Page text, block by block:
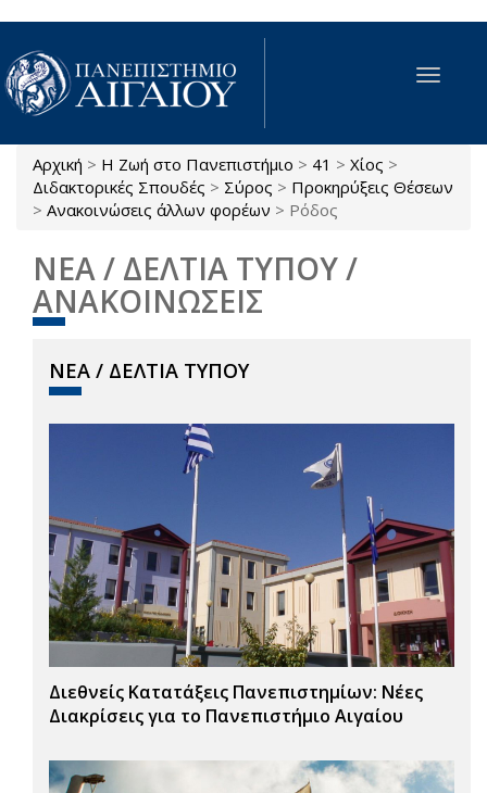
Παράκαμψη προς το κυρίως περιεχόμενο
Toggle
Είστε εδώ
Αρχική > Η Ζωή στο Πανεπιστήμιο > 41 > Χίος >
Διδακτορικές Σπουδές > Σύρος > Προκηρύξεις Θέσεων
> Ανακοινώσεις άλλων φορέων > Ρόδος
ΝΕΑ / ΔΕΛΤΙΑ ΤΥΠΟΥ /
ΑΝΑΚΟΙΝΩΣΕΙΣ
ΝΕΑ / ΔΕΛΤΙΑ ΤΥΠΟΥ
Διεθνείς Κατατάξεις Πανεπιστημίων: Νέες
Διακρίσεις για το Πανεπιστήμιο Αιγαίου